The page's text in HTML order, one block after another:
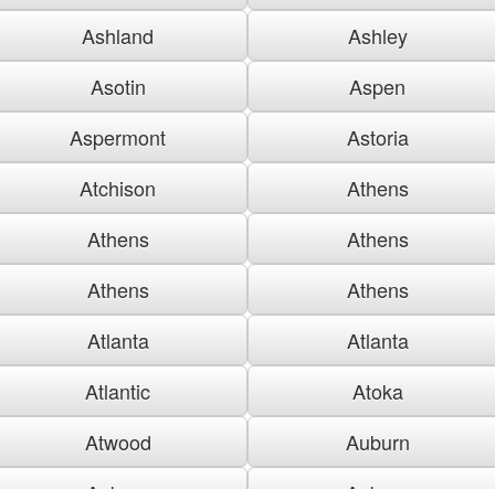
Ashland
Ashley
Asotin
Aspen
Aspermont
Astoria
Atchison
Athens
Athens
Athens
Athens
Athens
Atlanta
Atlanta
Atlantic
Atoka
Atwood
Auburn